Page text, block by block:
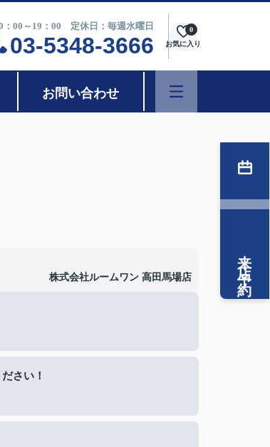
：00～19：00 定休日：毎週水曜日
03-5348-3666 お気に入り
0
お問い合わせ
株式会社ルームワン 高田馬場店
さい！
来店予約